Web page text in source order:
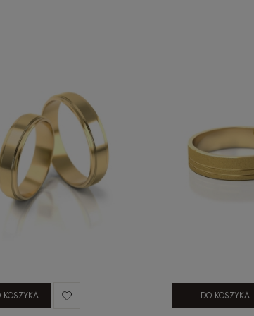
KOSZYKA DO KOSZYKA